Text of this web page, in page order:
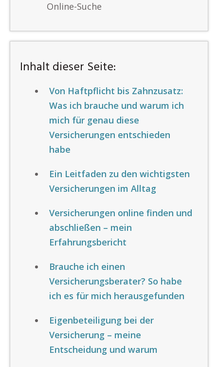
Online-Suche
Inhalt dieser Seite:
Von Haftpflicht bis Zahnzusatz:
Was ich brauche und warum ich
mich für genau diese
Versicherungen entschieden
habe
Ein Leitfaden zu den wichtigsten
Versicherungen im Alltag
Versicherungen online finden und
abschließen – mein
Erfahrungsbericht
Brauche ich einen
Versicherungsberater? So habe
ich es für mich herausgefunden
Eigenbeteiligung bei der
Versicherung – meine
Entscheidung und warum